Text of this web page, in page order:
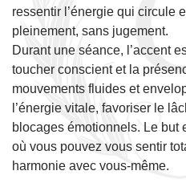
ressentir l’énergie qui circule
pleinement, sans jugement.
Durant une séance, l’accent
toucher conscient et la
mouvements fluides et
l’énergie vitale, favoriser le
blocages émotionnels. Le but
où vous pouvez vous sentir
harmonie avec vous-même.